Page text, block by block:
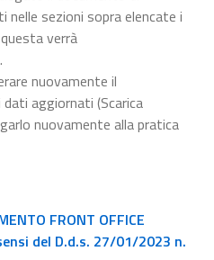
nelle sezioni sopra elencate i
verrà
nuovamente il
aggiornati (Scarica
nuovamente alla pratica
FRONT OFFICE
del D.d.s. 27/01/2023 n.